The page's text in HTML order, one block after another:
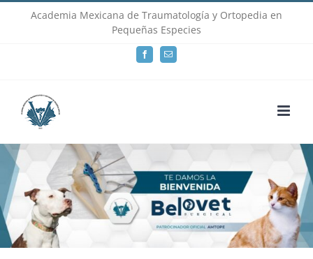
Academia Mexicana de Traumatología y Ortopedia en
Pequeñas Especies
FacebookEmail
Loading...